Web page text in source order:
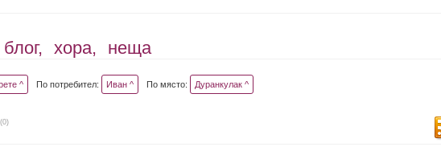
блог, хора, неща
^ По потребител: Иван ^ По място: Дуранкулак ^
(0)